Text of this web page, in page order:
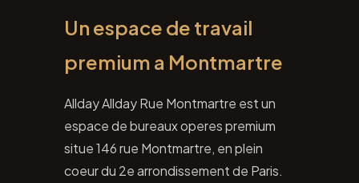
Un espace de travail
premium a Montmartre
Allday Allday Rue Montmartre est un
espace de bureaux operes premium
situe 146 rue Montmartre, en plein
coeur du 2e arrondissement de Paris.